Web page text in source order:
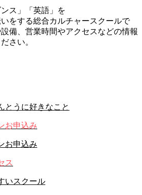
ス」「英語」を
をする総合カルチャースクールで
備、営業時間やアクセスなどの情報
さい。
とうに好きなこと
お申込み
お申込み
ス
いスクール